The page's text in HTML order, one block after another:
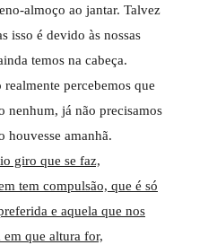
almoço ao jantar. Talvez
isso é devido às nossas
temos na cabeça.
percebemos que
nenhum, já não precisamos
houvesse amanhã.
giro que se faz,
tem compulsão, que é só
e aquela que nos
que altura for,